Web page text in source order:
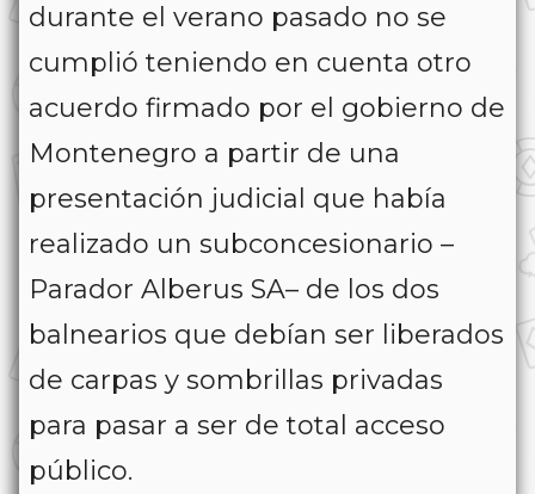
durante el verano pasado no se
cumplió teniendo en cuenta otro
acuerdo firmado por el gobierno de
Montenegro a partir de una
presentación judicial que había
realizado un subconcesionario –
Parador Alberus SA– de los dos
balnearios que debían ser liberados
de carpas y sombrillas privadas
para pasar a ser de total acceso
público.